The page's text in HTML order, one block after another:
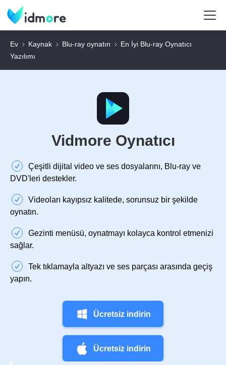
Ev Kaynak Blu-ray oynatın
En İyi Blu-ray Oynatıcı
Yazılımı
Vidmore Oynatıcı
Çeşitli dijital video ve ses dosyalarını, Blu-ray ve
DVD'leri destekler.
Videoları kayıpsız kalitede, sorunsuz bir şekilde
oynatın.
Gezinti menüsü, oynatmayı kolayca kontrol etmenizi
sağlar.
Tek tıklamayla altyazı ve ses parçası arasında geçiş
yapın.
Ücretsiz indirin
Ücretsiz indirin